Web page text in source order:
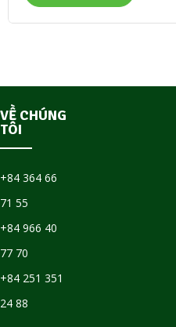
VỀ CHÚNG
TÔI
+84 364 66
71 55
+84 966 40
77 70
+84 251 351
24 88